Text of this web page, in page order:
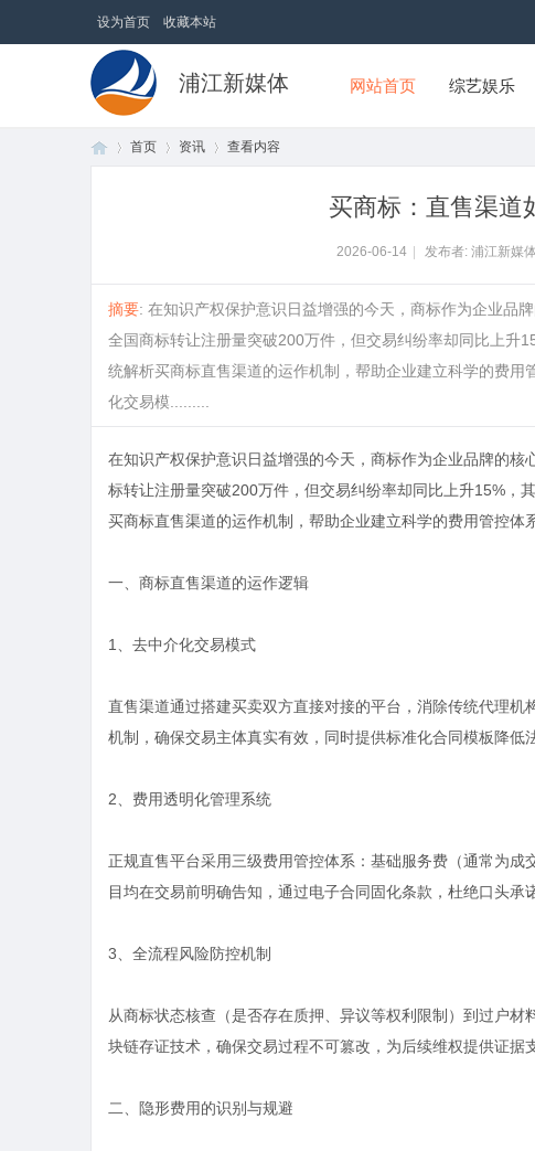
设为首页 收藏本站
浦江新媒体 网站首页 综艺娱乐
首页 资讯 查看内容
买商标：直售渠道
2026-06-14 发布者: 浦江新媒体
摘要: 在知识产权保护意识日益增强的今天，商标作为企业品
全国商标转让注册量突破200万件，但交易纠纷率却同比上升
统解析买商标直售渠道的运作机制，帮助企业建立科学的费
化交易模.........
在知识产权保护意识日益增强的今天，商标作为企业品牌的
标转让注册量突破200万件，但交易纠纷率却同比上升15%，
买商标直售渠道的运作机制，帮助企业建立科学的费用管控体
一、商标直售渠道的运作逻辑
1、去中介化交易模式
直售渠道通过搭建买卖双方直接对接的平台，消除传统代理
机制，确保交易主体真实有效，同时提供标准化合同模板降低
2、费用透明化管理系统
正规直售平台采用三级费用管控体系：基础服务费（通常为
目均在交易前明确告知，通过电子合同固化条款，杜绝口头承
3、全流程风险防控机制
从商标状态核查（是否存在质押、异议等权利限制）到过户
块链存证技术，确保交易过程不可篡改，为后续维权提供证据
二、隐形费用的识别与规避